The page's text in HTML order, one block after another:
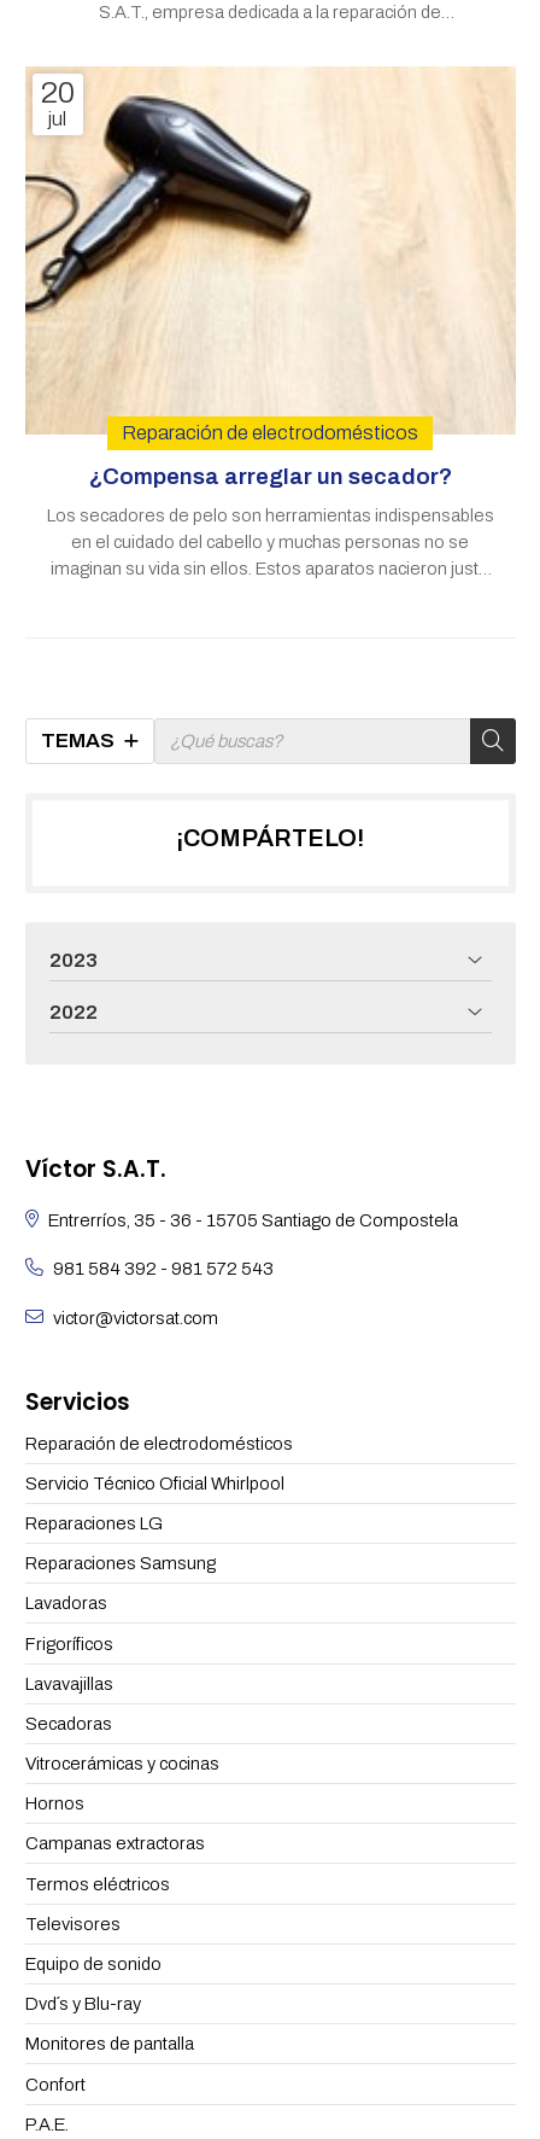
TEMAS
S.A.T., empresa dedicada a la reparación de
queremos proporcionarle información y posibles
soluciones para este problema. ¿Por qué puede hacer
20
jul
¿Compensa arreglar un secador?
Reparación de electrodomésticos
Los secadores de pelo son herramientas indispensables
en el cuidado del cabello y muchas personas no se
imaginan su vida sin ellos. Estos aparatos nacieron justo
¡COMPÁRTELO!
2023
2022
Víctor S.A.T.
Entrerríos, 35 - 36 - 15705 Santiago de Compostela
981 584 392 - 981 572 543
victor@victorsat.com
Servicios
Reparación de electrodomésticos
Servicio Técnico Oficial Whirlpool
Reparaciones LG
Reparaciones Samsung
Lavadoras
Frigoríficos
Lavavajillas
Secadoras
Vitrocerámicas y cocinas
Hornos
Campanas extractoras
Termos eléctricos
Televisores
Equipo de sonido
Dvd´s y Blu-ray
Monitores de pantalla
Confort
P.A.E.